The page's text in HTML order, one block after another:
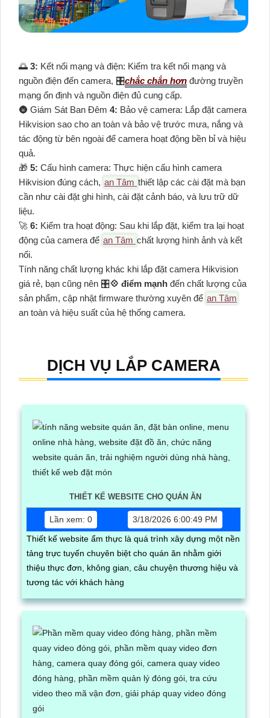
🌅 3: Kết nối mạng và điện: Kiểm tra kết nối mạng và
nguồn điện đến camera, 🎛chắc chắn hơn đường truyền
mạng ổn định và nguồn điện đủ cung cấp.
🌚 Giám Sát Ban Đêm 4: Bảo vệ camera: Lắp đặt camera
Hikvision sao cho an toàn và bảo vệ trước mưa, nắng và
tác động từ bên ngoài để camera hoạt động bền bỉ và hiệu
quả.
🎁 5: Cấu hình camera: Thực hiện cấu hình camera
Hikvision đúng cách, an Tâm thiết lập các cài đặt mà bạn
cần như cài đặt ghi hình, cài đặt cảnh báo, và lưu trữ dữ
liệu.
️🚀 6: Kiểm tra hoạt động: Sau khi lắp đặt, kiểm tra lại hoạt
động của camera để an Tâm chất lượng hình ảnh và kết
nối.
Tính năng chất lượng khác khi lắp đặt camera Hikvision
giá rẻ, bạn cũng nên 🎛💠 điểm mạnh đến chất lượng của
sản phẩm, cập nhật firmware thường xuyên để an Tâm
an toàn và hiệu suất của hệ thống camera.
DỊCH VỤ LẮP CAMERA
THIẾT KẾ WEBSITE CHO QUÁN ĂN
Lần xem: 0
3/18/2026 6:00:49 PM
Thiết kế website ẩm thực là quá trình xây dựng một nền
tảng trực tuyến chuyên biệt cho quán ăn nhằm giới
thiệu thực đơn, không gian, câu chuyện thương hiệu và
tương tác với khách hàng